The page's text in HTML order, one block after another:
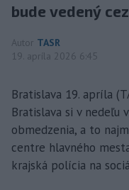
bude vedený
Autor TASR
19. apríla 2026 6:45
Bratislava 19. apríla
Bratislava si v nedeľu
obmedzenia, a to
centre hlavného
krajská polícia na